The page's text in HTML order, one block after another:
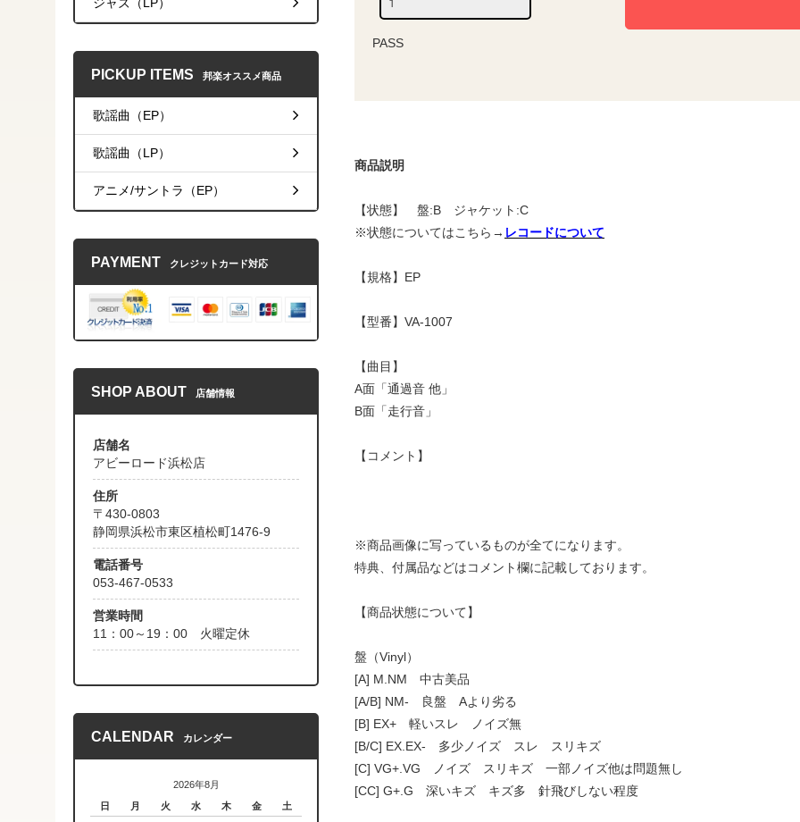
PASS
商品説明
【状態】 盤:B ジャケット:C
※状態についてはこちら→ レコードについて
【規格】EP
【型番】VA-1007
【曲目】
A面「通過音 他」
B面「走行音」
【コメント】
※商品画像に写っているものが全てになります。
特典、付属品などはコメント欄に記載しております。
【商品状態について】
盤（Vinyl）
[A] M.NM 中古美品
[A/B] NM- 良盤 Aより劣る
[B] EX+ 軽いスレ ノイズ無
[B/C] EX.EX- 多少ノイズ スレ スリキズ
[C] VG+.VG ノイズ スリキズ 一部ノイズ他は問題無し
[CC] G+.G 深いキズ キズ多 針飛びしない程度
PICKUP ITEMS 邦楽オススメ商品
歌謡曲（EP）
歌謡曲（LP）
アニメ/サントラ（EP）
PAYMENT クレジットカード対応
SHOP ABOUT 店舗情報
店舗名
アビーロード浜松店
住所
〒430-0803
静岡県浜松市東区植松町1476-9
電話番号
053-467-0533
営業時間
11：00～19：00 火曜定休
CALENDAR カレンダー
2026年8月
日
月 火 水 木 金 土